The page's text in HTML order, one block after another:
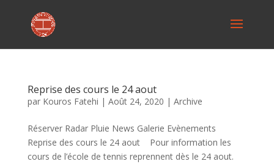
Reprise des cours le 24 aout
par Kouros Fatehi | Août 24, 2020 | Archive
Réserver Radar Pluie News Galerie Evènements
Reprise des cours le 24 aout Pour information les
cours de l’école de tennis reprennent dès le 24 aout.